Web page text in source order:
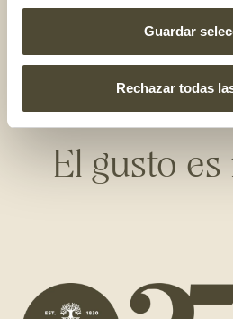
Guardar
Rechazar todas
El gusto